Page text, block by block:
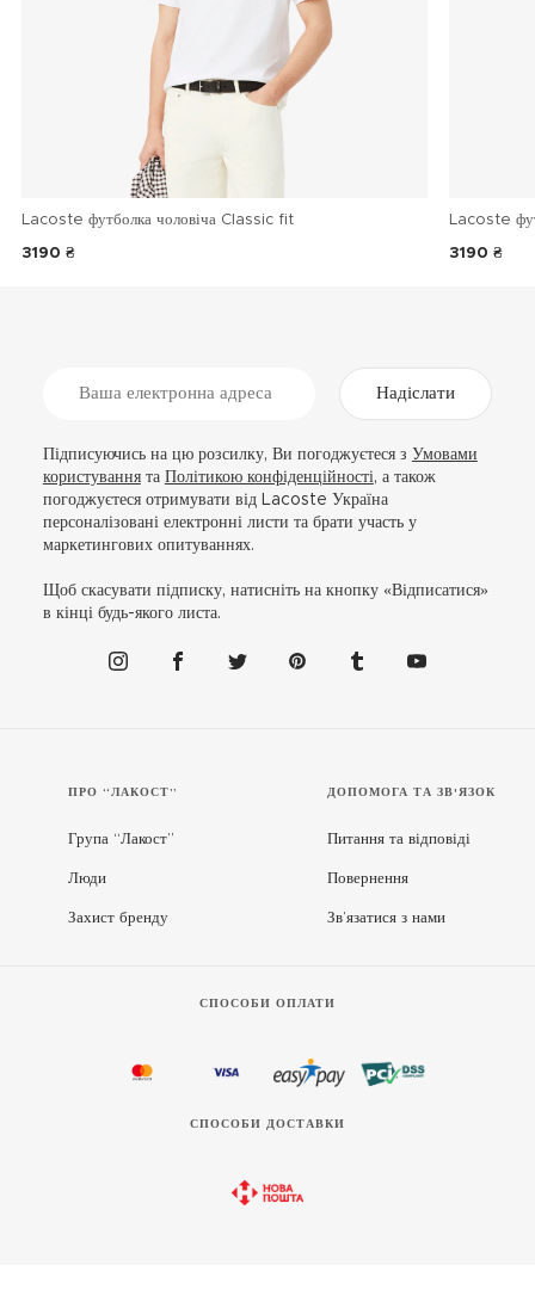
Lacoste футболка чоловіча Classic fit
3190 ₴
Lacoste
3190 ₴
Надіслати
Підписуючись на цю розсилку, Ви погоджуєтеся з Умовами
користуваннята Політикою конфіденційності, а також
погоджуєтеся отримувати від Lacoste Україна
персоналізовані електронні листи та брати участь у
маркетингових опитуваннях.
Щоб скасувати підписку, натисніть на кнопку «Відписатися»
в кінці будь-якого листа.
ПРО “ЛАКОСТ”
Група “Лакост”
Люди
Захист бренду
ДОПОМОГА ТА ЗВ'ЯЗОК
Питання та відповіді
Повернення
Зв’язатися з нами
СПОСОБИ ОПЛАТИ
СПОСОБИ ДОСТАВКИ